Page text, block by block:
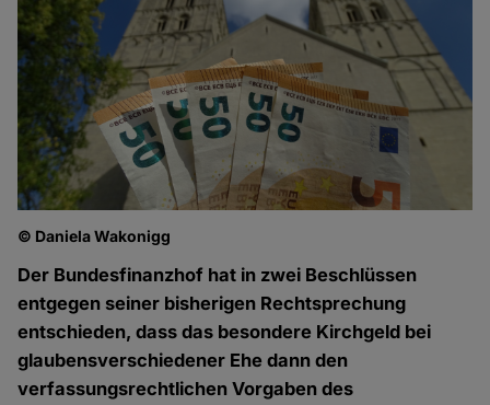
© Daniela Wakonigg
Der Bundesfinanzhof hat in zwei Beschlüssen
entgegen seiner bisherigen Rechtsprechung
entschieden, dass das besondere Kirchgeld bei
glaubensverschiedener Ehe dann den
verfassungsrechtlichen Vorgaben des